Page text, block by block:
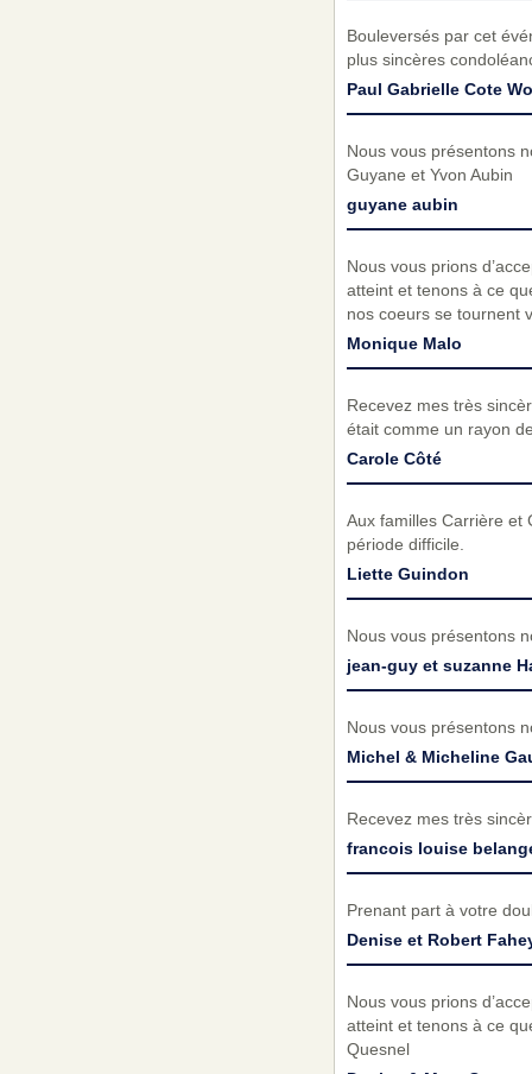
Bouleversés par cet
plus sincères
Paul Gabrielle Cote
Nous vous présentons
Guyane et Yvon Aubin
guyane aubin
Nous vous prions
atteint et tenons à ce
nos coeurs se tournent
Monique Malo
Recevez mes très
était comme un rayon
Carole Côté
Aux familles Carrière et
période difficile.
Liette Guindon
Nous vous présentons
jean-guy et suzanne
Nous vous présentons
Michel & Micheline
Recevez mes très
francois louise
Prenant part à votre
Denise et Robert
Nous vous prions
atteint et tenons à ce
Quesnel